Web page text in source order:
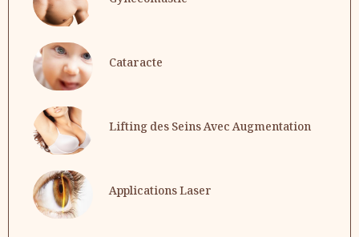
Cataracte
Lifting des Seins Avec Augmentation
Applications Laser